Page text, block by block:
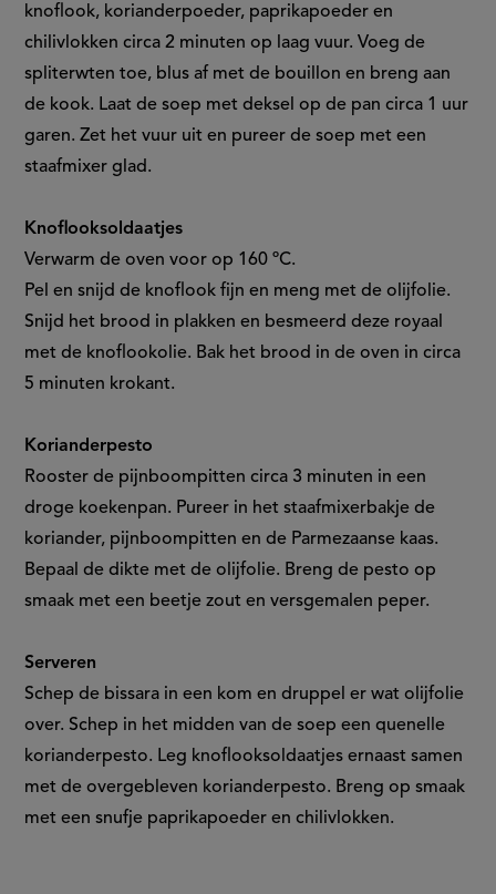
knoflook, korianderpoeder, paprikapoeder en
chilivlokken circa 2 minuten op laag vuur. Voeg de
spliterwten toe, blus af met de bouillon en breng aan
de kook. Laat de soep met deksel op de pan circa 1 uur
garen. Zet het vuur uit en pureer de soep met een
staafmixer glad.
Knoflooksoldaatjes
Verwarm de oven voor op 160 ºC.
Pel en snijd de knoflook fijn en meng met de olijfolie.
Snijd het brood in plakken en besmeerd deze royaal
met de knoflookolie. Bak het brood in de oven in circa
5 minuten krokant.
Korianderpesto
Rooster de pijnboompitten circa 3 minuten in een
droge koekenpan. Pureer in het staafmixerbakje de
koriander, pijnboompitten en de Parmezaanse kaas.
Bepaal de dikte met de olijfolie. Breng de pesto op
smaak met een beetje zout en versgemalen peper.
Serveren
Schep de bissara in een kom en druppel er wat olijfolie
over. Schep in het midden van de soep een quenelle
korianderpesto. Leg knoflooksoldaatjes ernaast samen
met de overgebleven korianderpesto. Breng op smaak
met een snufje paprikapoeder en chilivlokken.